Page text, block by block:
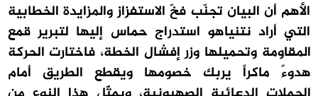
الأهم أن البيان تجنّب فخّ الاستفزاز والمزايدة الخطابية
التي أراد نتنياهو استدراج حماس إليها لتبرير قمع
المقاومة وتحميلها وزر إفشال الخطة، فاختارت الحركة
هدوءً ماكراً يربك خصومها ويقطع الطريق أمام